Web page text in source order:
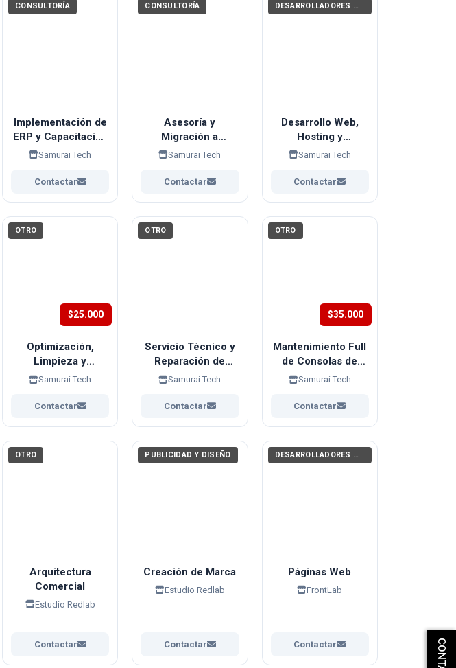
CONSULTORÍA
Implementación de
ERP y Capacitación
de Personal
Samurai Tech
Contactar
CONSULTORÍA
Asesoría y
Migración a
Correos
(Google Workspace
Samurai Tech
Contactar
DESARROLLADORES WEB, APPS (PROGRAMACIÓN)
Desarrollo Web,
Hosting y
Webmaster para
Samurai Tech
Contactar
OTRO
$25.000
Optimización,
Limpieza y
Formateo de
(PC/Mac)
Samurai Tech
Contactar
OTRO
Servicio Técnico y
Reparación de
Consolas de
Samurai Tech
Contactar
OTRO
$35.000
Mantenimiento Full
de Consolas de
video juegos
Samurai Tech
Contactar
OTRO
Arquitectura
Comercial
Estudio Redlab
Contactar
PUBLICIDAD Y DISEÑO
Creación de Marca
Estudio Redlab
Contactar
DESARROLLADORES WEB, APPS (PROGRAMACIÓN)
Páginas Web
FrontLab
Contactar